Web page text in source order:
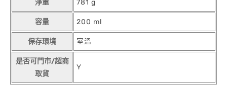
淨重 781 g
容量 200 ml
保存環境 室溫
是否可門市/超商
取貨
Y